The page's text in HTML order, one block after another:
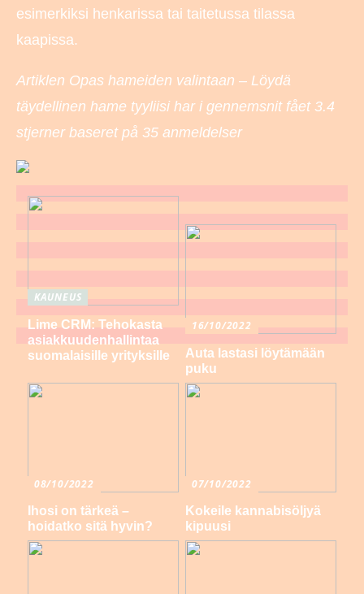
esimerkiksi henkarissa tai taitetussa tilassa
kaapissa.
Artiklen Opas hameiden valintaan – Löydä
täydellinen hame tyyliisi har i gennemsnit fået 3.4
stjerner baseret på 35 anmeldelser
KAUNEUS
Lime CRM: Tehokasta
asiakkuudenhallintaa
suomalaisille yrityksille
16/10/2022
Auta lastasi löytämään
puku
08/10/2022
Ihosi on tärkeä –
hoidatko sitä hyvin?
07/10/2022
Kokeile kannabisöljyä
kipuusi